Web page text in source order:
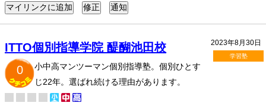
2023年8月30日
学習塾
ITTO個別指導学院 醍醐池田校
0
小中高マンツーマン個別指導塾。個別ひとす
じ22年。選ばれ続ける理由があります。